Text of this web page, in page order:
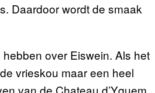
Daardoor wordt de smaak
over Eiswein. Als het
vrieskou maar een heel